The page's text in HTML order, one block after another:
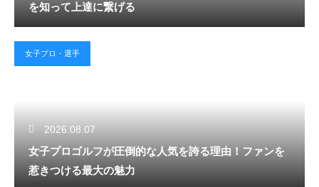
を知って上達に繋げる
女子プロ・選手
2026.08.07
女子プロゴルフが圧倒的な人気を誇る理由！ファンを
惹きつける最大の魅力